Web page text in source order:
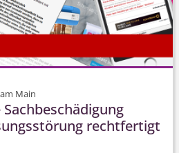
Main
rechtfertigt